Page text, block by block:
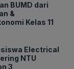
BUMD dari
&
Kelas 11
Electrical
NTU
3